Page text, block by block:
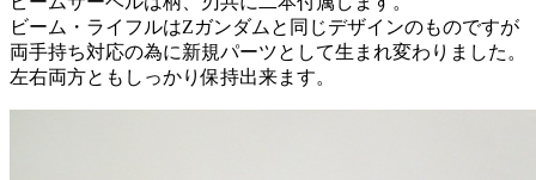
ビーム・ライフルはZガンダムと同じデザインのものですが
両手持ち対応の為に新規パーツとして生まれ変わりました。
左右両方ともしっかり保持出来ます。